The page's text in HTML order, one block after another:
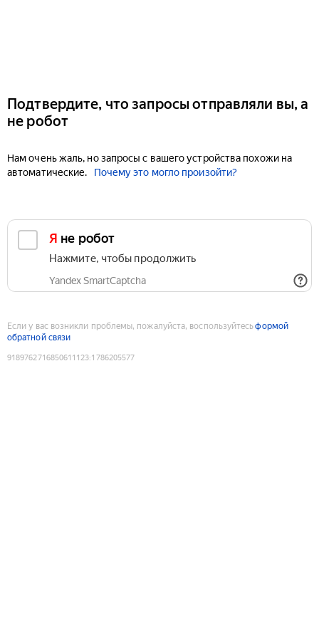
Подтвердите, что запросы отправляли вы, а
не робот
Нам очень жаль, но запросы с вашего устройства похожи на
автоматические.
Почему это могло произойти?
Я не робот
Нажмите, чтобы продолжить
Yandex SmartCaptcha
Если у вас возникли проблемы, пожалуйста, воспользуйтесьформой
обратной связи
9189762716850611123:1786205577